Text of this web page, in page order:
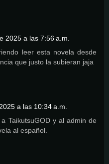
2025 a las 7:56 a.m.
leer esta novela desde
que justo la subieran jaja
a las 10:34 a.m.
TaikutsuGOD y al admin de
al español.